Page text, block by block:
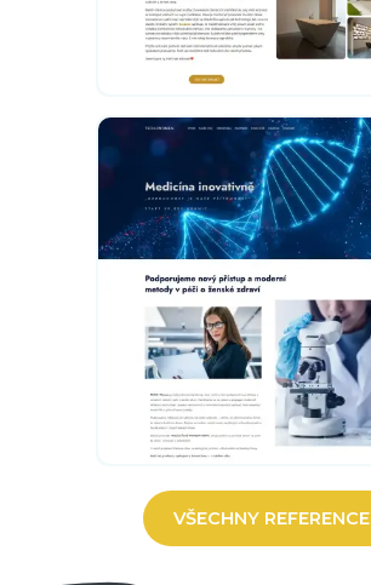
VŠECHNY REFERENCE